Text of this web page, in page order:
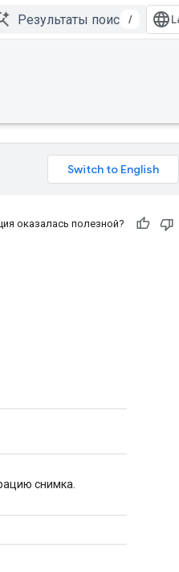
/
оказалась полезной?
снимка.